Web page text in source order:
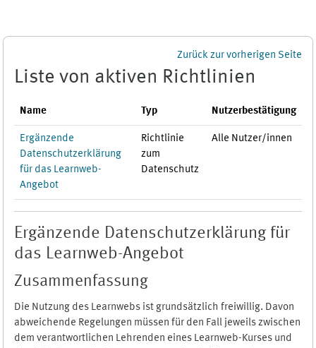
Zurück zur vorherigen Seite
Liste von aktiven Richtlinien
Name Typ Nutzerbestätigung
Ergänzende
Datenschutzerklärung
für das Learnweb-
Angebot
Richtlinie
zum
Datenschutz
Alle Nutzer/innen
Ergänzende Datenschutzerklärung für
das Learnweb-Angebot
Zusammenfassung
Die Nutzung des Learnwebs ist grundsätzlich freiwillig. Davon
abweichende Regelungen müssen für den Fall jeweils zwischen
dem verantwortlichen Lehrenden eines Learnweb-Kurses und